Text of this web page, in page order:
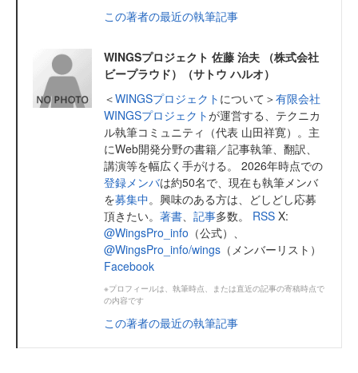
この著者の最近の執筆記事
WINGSプロジェクト 佐藤 治夫 （株式会社
ビープラウド）（サトウ ハルオ）
＜WINGSプロジェクト について＞有限会社
WINGSプロジェクトが運営する、テクニカ
ル執筆コミュニティ（代表 山田祥寛）。主
にWeb開発分野の書籍／記事執筆、翻訳、
講演等を幅広く手がける。 2026年時点での
登録メンバは約50名で、現在も執筆メンバ
を募集中。興味のある方は、どしどし応募
頂きたい。 著書 記事多数。 RSS X:
@WingsPro_info （公式）、
@WingsPro_info/wings （メンバーリスト）
Facebook
※プロフィールは、執筆時点、または直近の記事の寄稿時点で
の内容です
この著者の最近の執筆記事